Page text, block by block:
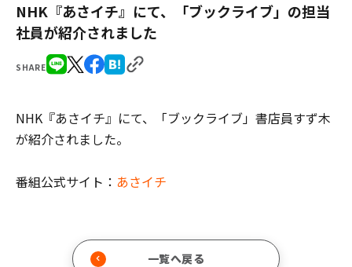
SHARE
NHK『あさイチ』にて、「ブックライブ」の担当
社員が紹介されました
NHK『あさイチ』にて、「ブックライブ」書店員すず木
が紹介されました。
番組公式サイト： あさイチ
一覧へ戻る